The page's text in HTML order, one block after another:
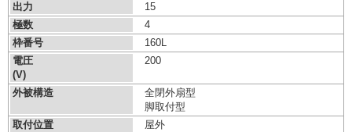
出力
15
極数
4
枠番号
160L
電圧
(V)
200
外被構造
全閉外扇型
脚取付型
取付位置
屋外